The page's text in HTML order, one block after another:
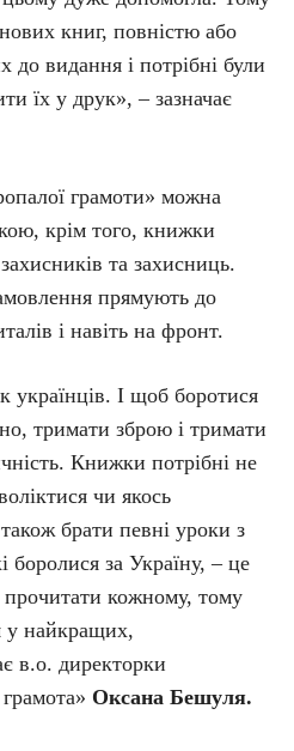
книг, повністю або
до видання і потрібні були
їх у друк», – зазначає
грамоти» можна
крім того, книжки
та захисниць.
прямують до
і навіть на фронт.
українців. І щоб боротися
тримати зброю і тримати
Книжки потрібні не
чи якось
брати певні уроки з
за Україну, – це
кожному, тому
у найкращих,
в.о. директорки
Оксана Бешуля.